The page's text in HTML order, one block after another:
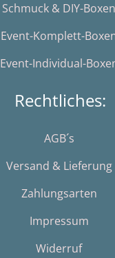
Schmuck & DIY-Boxen
Event-Komplett-
Event-Individual-
Rechtliches:
AGB´s
Versand & Lieferung
Zahlungsarten
Impressum
Widerruf